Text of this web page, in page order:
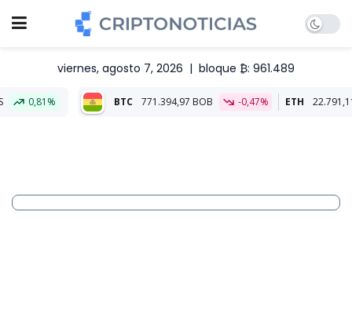
viernes, agosto 7, 2026 | bloque ₿: 961.489
BTC 771.394,97 BOB -0,47% ETH 22.791,11 BOB